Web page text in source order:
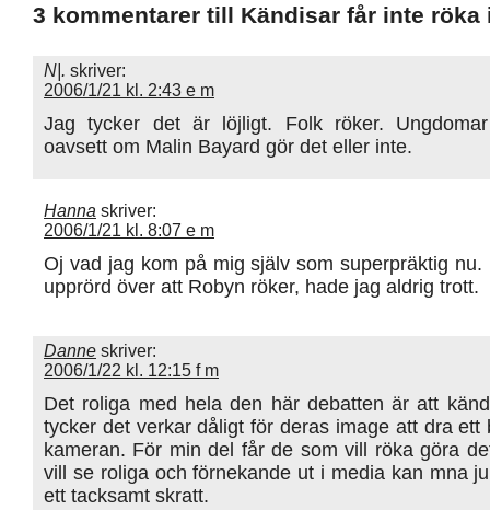
3 kommentarer till Kändisar får inte röka
N|. skriver:
2006/1/21 kl. 2:43 e m
Jag tycker det är löjligt. Folk röker.
oavsett om Malin Bayard gör det eller inte.
Hanna skriver:
2006/1/21 kl. 8:07 e m
Oj vad jag kom på mig själv som superpräktig nu.
upprörd över att Robyn röker, hade jag aldrig trott.
Danne skriver:
2006/1/22 kl. 12:15 f m
Det roliga med hela den här debatten är att
tycker det verkar dåligt för deras image att dra ett
kameran. För min del får de som vill röka göra
vill se roliga och förnekande ut i media kan mna
ett tacksamt skratt.